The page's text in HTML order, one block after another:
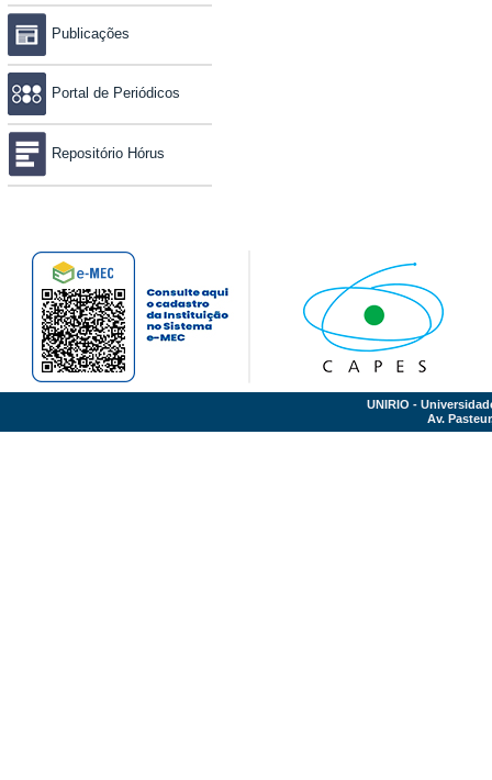
Publicações
Portal de Periódicos
Repositório Hórus
UNIRIO -
Av.